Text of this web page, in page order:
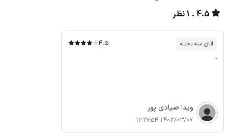
4.5 1 نظر
اتاق سه تخته 4.5
-
ویدا صیادی پور
1403/03/07 12:27:54